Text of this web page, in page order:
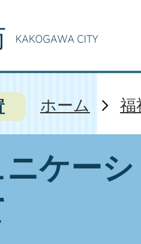
ホーム 福
ニケー